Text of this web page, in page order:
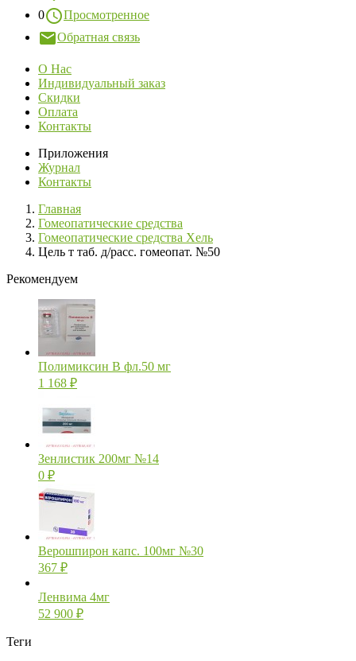
0
Просмотренное
Обратная связь
О Нас
Индивидуальный заказ
Скидки
Оплата
Контакты
Приложения
Журнал
Контакты
Главная
Гомеопатические средства
Гомеопатические средства Хель
Цель т таб. д/расс. гомеопат. №50
Рекомендуем
Полимиксин В фл.50 мг
1 168 ₽
Зенлистик 200мг №14
0 ₽
Верошпирон капс. 100мг №30
367 ₽
Ленвима 4мг
52 900 ₽
Теги